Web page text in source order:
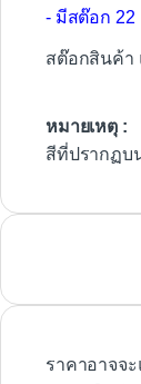
- มีสต๊อก 22
สต๊อกสินค้า
หมายเหตุ :
สีที่ปรากฏบ
ราคาอาจจ